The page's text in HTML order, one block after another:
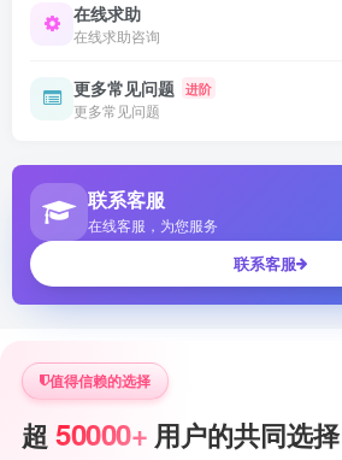
在线求助
在线求助咨询
更多常见问题 进阶
更多常见问题
联系客服
在线客服，为您服务
联系客服
值得信赖的选择
超 50000+ 用户的共同选择